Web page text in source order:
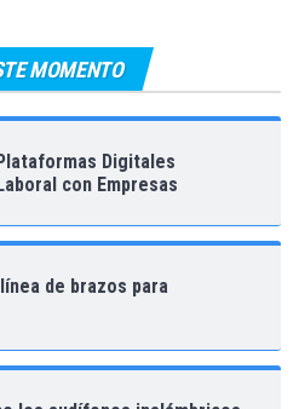
MOMENTO
Digitales
con Empresas
de brazos para